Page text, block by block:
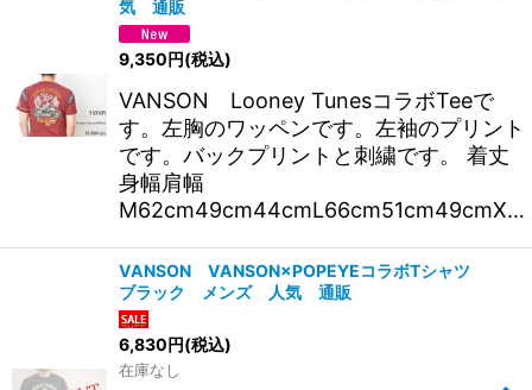
気 通販
9,350円(税込)
VANSON Looney TunesコラボTeeで
す。左胸のワッペンです。左袖のプリント
です。バックプリントと刺繍です。 着丈
身幅肩幅
M62cm49cm44cmL66cm51cm49cmX…
VANSON VANSON×POPEYEコラボTシャツ
ブラック メンズ 人気 通販
6,830円(税込)
在庫なし